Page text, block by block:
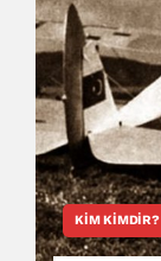
KIM KIMDIR?